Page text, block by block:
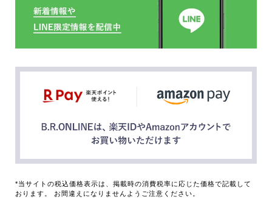
*当サイトの税込価格表示は、掲載時の消費税率に応じた価格で記載して
おります。 お間違えになりませんようご注意ください。